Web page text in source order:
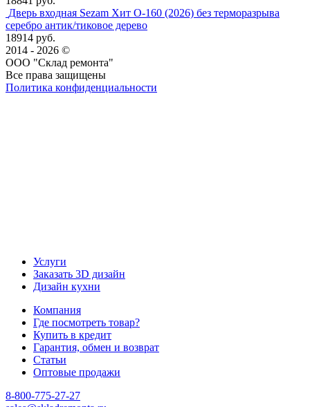
Дверь входная Sezam Хит О-160 (2026) без терморазрыва
серебро антик/тиковое дерево
18914 руб.
2014 - 2026 ©
ООО "Склад ремонта"
Все права защищены
Политика конфиденциальности
Услуги
Заказать 3D дизайн
Дизайн кухни
Компания
Где посмотреть товар?
Купить в кредит
Гарантия, обмен и возврат
Статьи
Оптовые продажи
8-800-775-27-27